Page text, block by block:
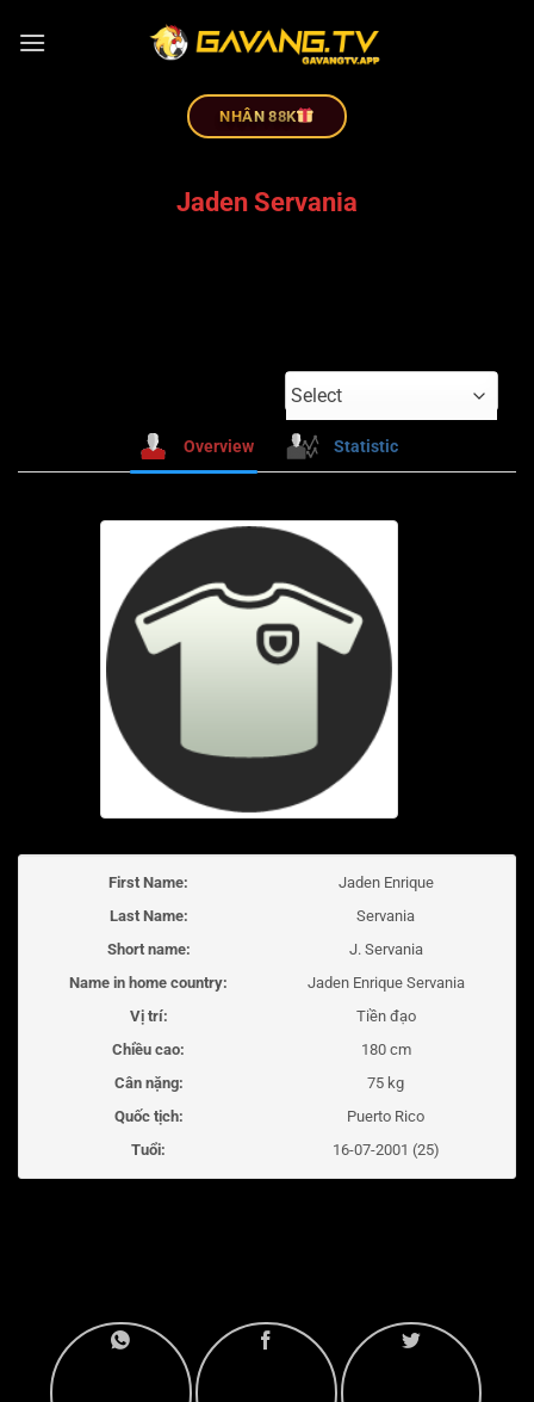
NHÂN 88K
Jaden Servania
Select
Overview Statistic
First Name:
Jaden Enrique
Last Name:
Servania
Short name:
J. Servania
Name in home country:
Jaden Enrique Servania
Vị trí:
Tiền đạo
Chiều cao:
180 cm
Cân nặng:
75 kg
Quốc tịch:
Puerto Rico
Tuổi:
16-07-2001 (25)